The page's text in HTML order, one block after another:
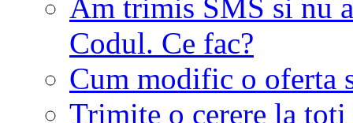
Am trimis SMS si nu
Codul. Ce fac?
Cum modific o oferta
Trimite o cerere la